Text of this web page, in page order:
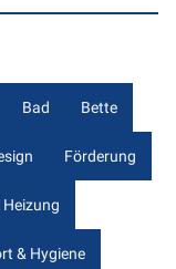
Bad Bette
Förderung
Heizung
& Hygiene